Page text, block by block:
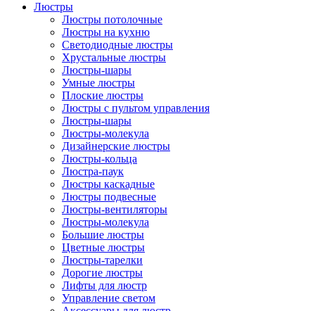
Люстры
Люстры потолочные
Люстры на кухню
Светодиодные люстры
Хрустальные люстры
Люстры-шары
Умные люстры
Плоские люстры
Люстры с пультом управления
Люстры-шары
Люстры-молекула
Дизайнерские люстры
Люстры-кольца
Люстра-паук
Люстры каскадные
Люстры подвесные
Люстры-вентиляторы
Люстры-молекула
Большие люстры
Цветные люстры
Люстры-тарелки
Дорогие люстры
Лифты для люстр
Управление светом